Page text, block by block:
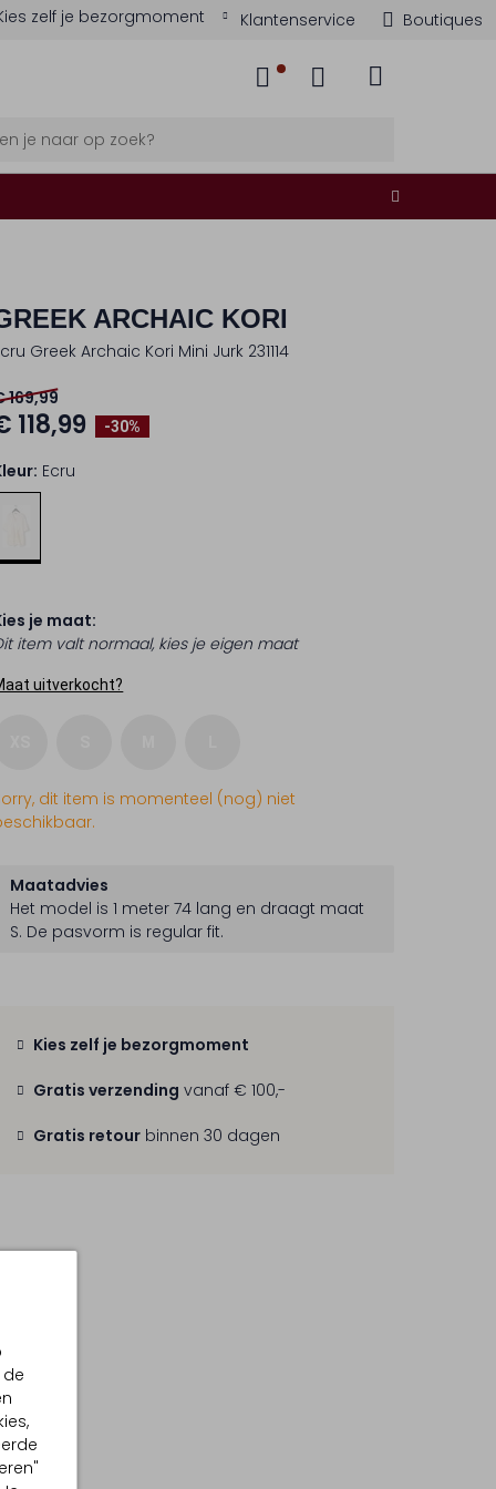
zelf je bezorgmoment Klantenservice Boutiques
ARCHAIC KORI
Greek Archaic Kori Mini Jurk 231114
-30%
169,99
118,99
Ecru
je maat:
item valt normaal, kies je eigen maat
uitverkocht?
dit item is momenteel (nog) niet
Maatadvies
Het model is 1 meter 74 lang en draagt maat
S. De pasvorm is regular fit.
Kies zelf je bezorgmoment
Gratis verzending vanaf € 100,-
Gratis retour binnen 30 dagen